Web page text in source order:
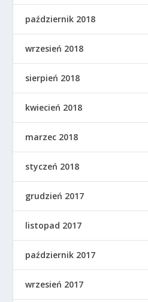
październik 2018
wrzesień 2018
sierpień 2018
kwiecień 2018
marzec 2018
styczeń 2018
grudzień 2017
listopad 2017
październik 2017
wrzesień 2017